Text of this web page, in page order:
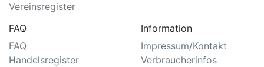
Vereinsregister
FAQ
FAQ
Handelsregister
Information
Impressum/Kontakt
Verbraucherinfos